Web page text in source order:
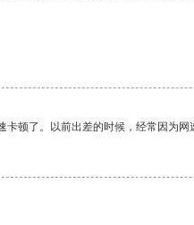
顿了。以前出差的时候，经常因为